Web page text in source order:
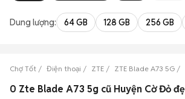
Dung lượng: 64 GB 128 GB 256 GB
Chợ Tốt Điện thoại ZTE ZTE Blade A73 5G
0 Zte Blade A73 5g cũ Huyện Cờ Đỏ